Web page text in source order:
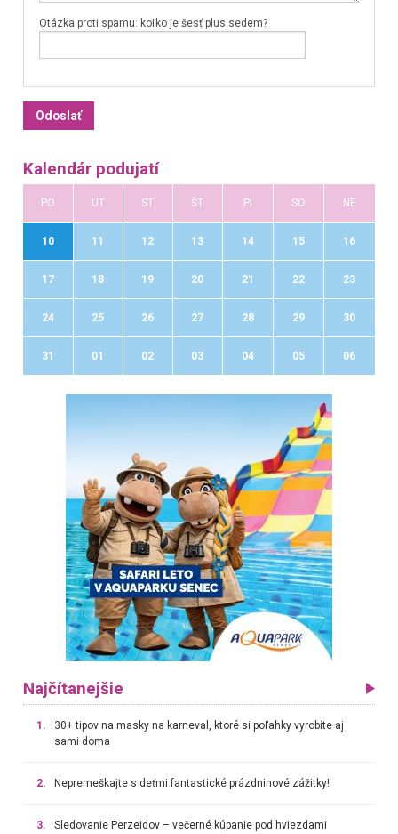
Otázka proti spamu: koľko je šesť plus sedem?
Kalendár podujatí
PO UT ST ŠT PI SO NE
10 11 12 13 14 15 16
17 18 19 20 21 22 23
24 25 26 27 28 29 30
31 01 02 03 04 05 06
Najčítanejšie
1.
30+ tipov na masky na karneval, ktoré si poľahky vyrobíte aj
sami doma
2. Nepremeškajte s deťmi fantastické prázdninové zážitky!
3. Sledovanie Perzeidov – večerné kúpanie pod hviezdami